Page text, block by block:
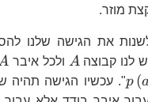
מוזר.
את הגישה שלנו
לנו קבוצהA
A ולכל איבר
p (
". עכשיו הגישה תהיה